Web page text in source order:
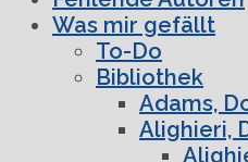
Was mir gefällt
To-Do
Bibliothek
Adams,
Alighieri,